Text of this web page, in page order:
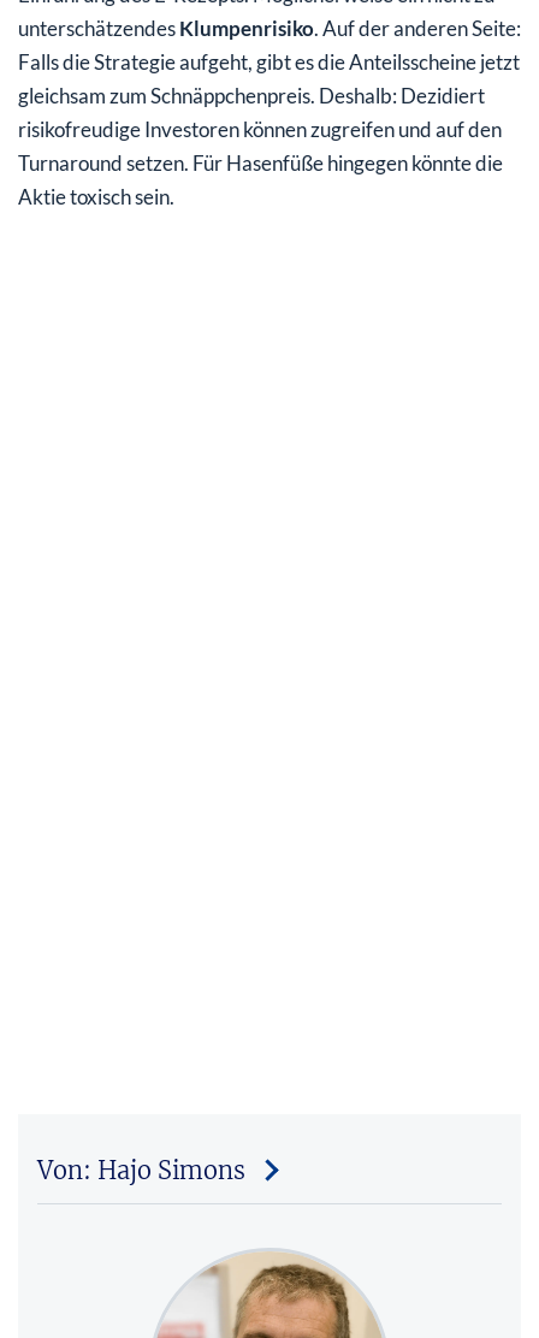
unterschätzendesKlumpenrisiko. Auf der anderen Seite:
Falls die Strategie aufgeht, gibt es die Anteilsscheine jetzt
gleichsam zum Schnäppchenpreis. Deshalb: Dezidiert
risikofreudige Investoren können zugreifen und auf den
Turnaround setzen. Für Hasenfüße hingegen könnte die
Aktie toxisch sein.
Von: Hajo Simons